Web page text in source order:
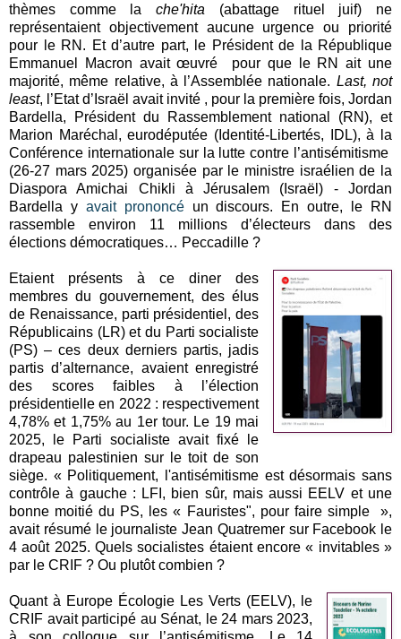
thèmes comme lache'hita (abattage rituel juif) ne
représentaient objectivement aucune urgence ou priorité
pour le RN. Et d’autre part, le Président de la République
Emmanuel Macron avait œuvré pour que le RN ait une
majorité, même relative, à l’Assemblée nationale. Last, not
least, l’Etat d’Israël avait invité , pour la première fois, Jordan
Bardella, Président du Rassemblement national (RN), et
Marion Maréchal, eurodéputée (Identité-Libertés, IDL), à la
Conférence internationale sur la lutte contre l’antisémitisme
(26-27 mars 2025) organisée par le ministre israélien de la
Diaspora Amichai Chikli à Jérusalem (Israël) - Jordan
Bardella y avait prononcéun discours. En outre, le RN
rassemble environ 11 millions d’électeurs dans des
élections démocratiques… Peccadille ?
Etaient présents à ce diner des
membres du gouvernement, des élus
de Renaissance, parti présidentiel, des
Républicains (LR) et du Parti socialiste
(PS) – ces deux derniers partis, jadis
partis d’alternance, avaient enregistré
des scores faibles à l’élection
présidentielle en 2022 : respectivement
4,78% et 1,75% au 1er tour. Le 19 mai
2025, le Parti socialiste avait fixé le
drapeau palestinien sur le toit de son
siège. « Politiquement, l'antisémitisme est désormais sans
contrôle à gauche : LFI, bien sûr, mais aussi EELV et une
bonne moitié du PS, les « Fauristes", pour faire simple »,
avait résumé le journaliste Jean Quatremer sur Facebook le
4 août 2025. Quels socialistes étaient encore « invitables »
par le CRIF ? Ou plutôt combien ?
Quant à Europe Écologie Les Verts (EELV), le
CRIF avait participé au Sénat, le 24 mars 2023,